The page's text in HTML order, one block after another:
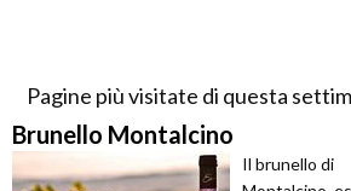
Pagine più visitate di questa
Brunello Montalcino
Il brunello di